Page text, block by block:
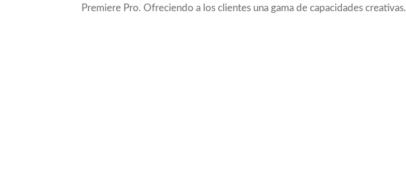
Premiere Pro. Ofreciendo a los clientes una gama de capacidades creativas.